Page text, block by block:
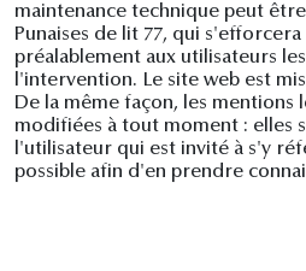
maintenance technique peut
Punaises de lit 77, qui
préalablement aux utilisateurs
l'intervention. Le site web est
De la même façon, les mentions
modifiées à tout moment : elles
l'utilisateur qui est invité à s'y
possible afin d'en prendre